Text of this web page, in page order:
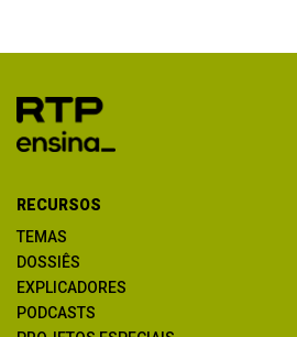
RECURSOS
TEMAS
DOSSIÊS
EXPLICADORES
PODCASTS